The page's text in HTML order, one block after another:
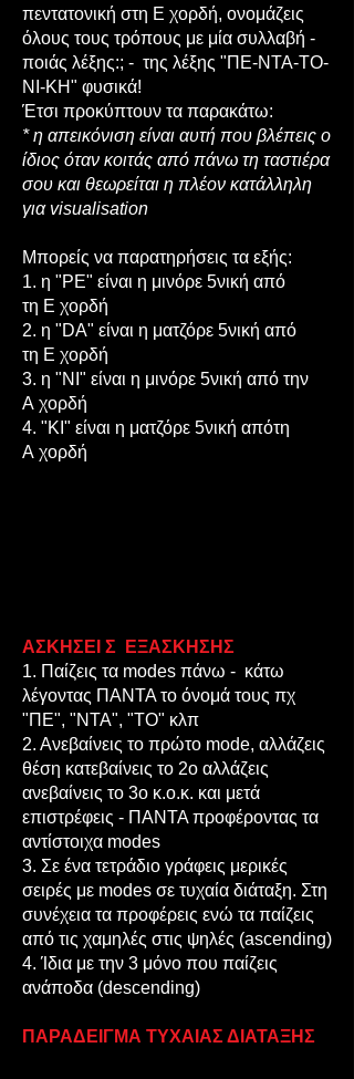
πεντατονική στη Ε χορδή, ονομάζεις
όλους τους τρόπους με μία συλλαβή -
ποιάς λέξης:; - της λέξης "ΠΕ-ΝΤΑ-ΤΟ-
ΝΙ-ΚΗ" φυσικά!
Έτσι προκύπτουν τα παρακάτω:
* η απεικόνιση είναι αυτή που βλέπεις ο
ίδιος όταν κοιτάς από πάνω τη ταστιέρα
σου και θεωρείται η πλέον κατάλληλη
για visualisation
Μπορείς να παρατηρήσεις τα εξής:
1. η "PE" είναι η μινόρε 5νική από
τη Ε χορδή
2. η "DA" είναι η ματζόρε 5νική από
τη Ε χορδή
3. η "NI" είναι η μινόρε 5νική από την
Α χορδή
4. "KI" είναι η ματζόρε 5νική απότη
Α χορδή
ΑΣΚΗΣΕΙ Σ ΕΞΑΣΚΗΣΗΣ
1. Παίζεις τα modes πάνω - κάτω
λέγοντας ΠΑΝΤΑ το όνομά τους πχ
"ΠΕ", "ΝΤΑ", "ΤΟ" κλπ
2. Ανεβαίνεις το πρώτο mode, αλλάζεις
θέση κατεβαίνεις το 2ο αλλάζεις
ανεβαίνεις το 3ο κ.ο.κ. και μετά
επιστρέφεις - ΠΑΝΤΑ προφέροντας τα
αντίστοιχα modes
3. Σε ένα τετράδιο γράφεις μερικές
σειρές με modes σε τυχαία διάταξη. Στη
συνέχεια τα προφέρεις ενώ τα παίζεις
από τις χαμηλές στις ψηλές (ascending)
4. Ίδια με την 3 μόνο που παίζεις
ανάποδα (descending)
ΠΑΡΑΔΕΙΓΜΑ ΤΥΧΑΙΑΣ ΔΙΑΤΑΞΗΣ